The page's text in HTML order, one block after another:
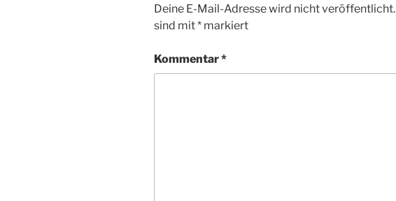
Deine E-Mail-Adresse wird nicht veröffentlicht.
sind mit* markiert
Kommentar*